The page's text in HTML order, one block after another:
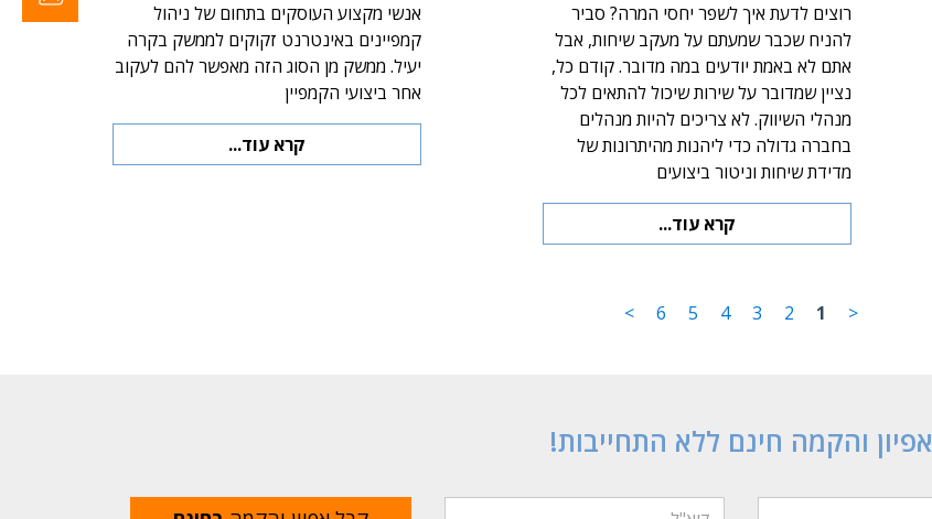
רוצים לדעת איך לשפר יחסי המרה? סביר
להניח שכבר שמעתם על מעקב שיחות, אבל
אתם לא באמת יודעים במה מדובר. קודם כל,
נציין שמדובר על שירות שיכול להתאים לכל
מנהלי השיווק. לא צריכים להיות מנהלים
בחברה גדולה כדי ליהנות מהיתרונות של
מדידת שיחות וניטור ביצועים
קרא עוד...
אנשי מקצוע העוסקים בתחום של ניהול
קמפיינים באינטרנט זקוקים לממשק בקרה
יעיל. ממשק מן הסוג הזה מאפשר להם לעקוב
אחר ביצועי הקמפיין
קרא עוד...
<
1
2
3
4
5
6
>
אפיון והקמה חינם ללא התחייבות!